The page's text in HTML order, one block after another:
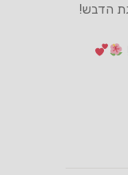
הדבש!